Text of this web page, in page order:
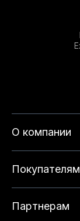
О компании
Покупателям
Партнерам